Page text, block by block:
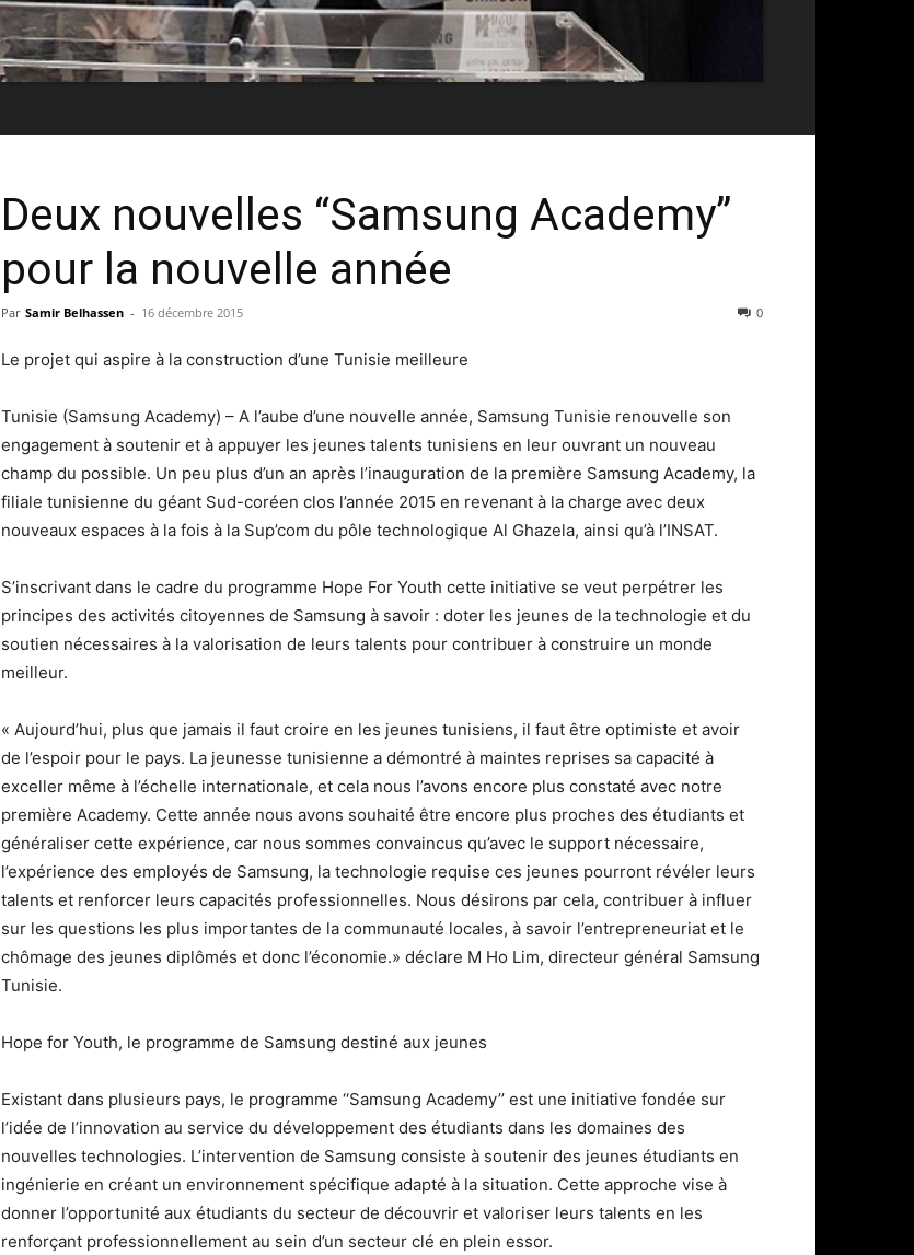
Deux nouvelles ‘‘Samsung Academy’’
pour la nouvelle année
Par Samir Belhassen - 16 décembre 2015 0
Le projet qui aspire à la construction d’une Tunisie meilleure
Tunisie (Samsung Academy) – A l’aube d’une nouvelle année, Samsung Tunisie renouvelle son
engagement à soutenir et à appuyer les jeunes talents tunisiens en leur ouvrant un nouveau
champ du possible. Un peu plus d’un an après l’inauguration de la première Samsung Academy, la
filiale tunisienne du géant Sud-coréen clos l’année 2015 en revenant à la charge avec deux
nouveaux espaces à la fois à la Sup’com du pôle technologique Al Ghazela, ainsi qu’à l’INSAT.
S’inscrivant dans le cadre du programme Hope For Youth cette initiative se veut perpétrer les
principes des activités citoyennes de Samsung à savoir : doter les jeunes de la technologie et du
soutien nécessaires à la valorisation de leurs talents pour contribuer à construire un monde
meilleur.
« Aujourd’hui, plus que jamais il faut croire en les jeunes tunisiens, il faut être optimiste et avoir
de l’espoir pour le pays. La jeunesse tunisienne a démontré à maintes reprises sa capacité à
exceller même à l’échelle internationale, et cela nous l’avons encore plus constaté avec notre
première Academy. Cette année nous avons souhaité être encore plus proches des étudiants et
généraliser cette expérience, car nous sommes convaincus qu’avec le support nécessaire,
l’expérience des employés de Samsung, la technologie requise ces jeunes pourront révéler leurs
talents et renforcer leurs capacités professionnelles. Nous désirons par cela, contribuer à influer
sur les questions les plus importantes de la communauté locales, à savoir l’entrepreneuriat et le
chômage des jeunes diplômés et donc l’économie.» déclare M Ho Lim, directeur général Samsung
Tunisie.
Hope for Youth, le programme de Samsung destiné aux jeunes
Existant dans plusieurs pays, le programme ‘‘Samsung Academy’’ est une initiative fondée sur
l’idée de l’innovation au service du développement des étudiants dans les domaines des
nouvelles technologies. L’intervention de Samsung consiste à soutenir des jeunes étudiants en
ingénierie en créant un environnement spécifique adapté à la situation. Cette approche vise à
donner l’opportunité aux étudiants du secteur de découvrir et valoriser leurs talents en les
renforçant professionnellement au sein d’un secteur clé en plein essor.